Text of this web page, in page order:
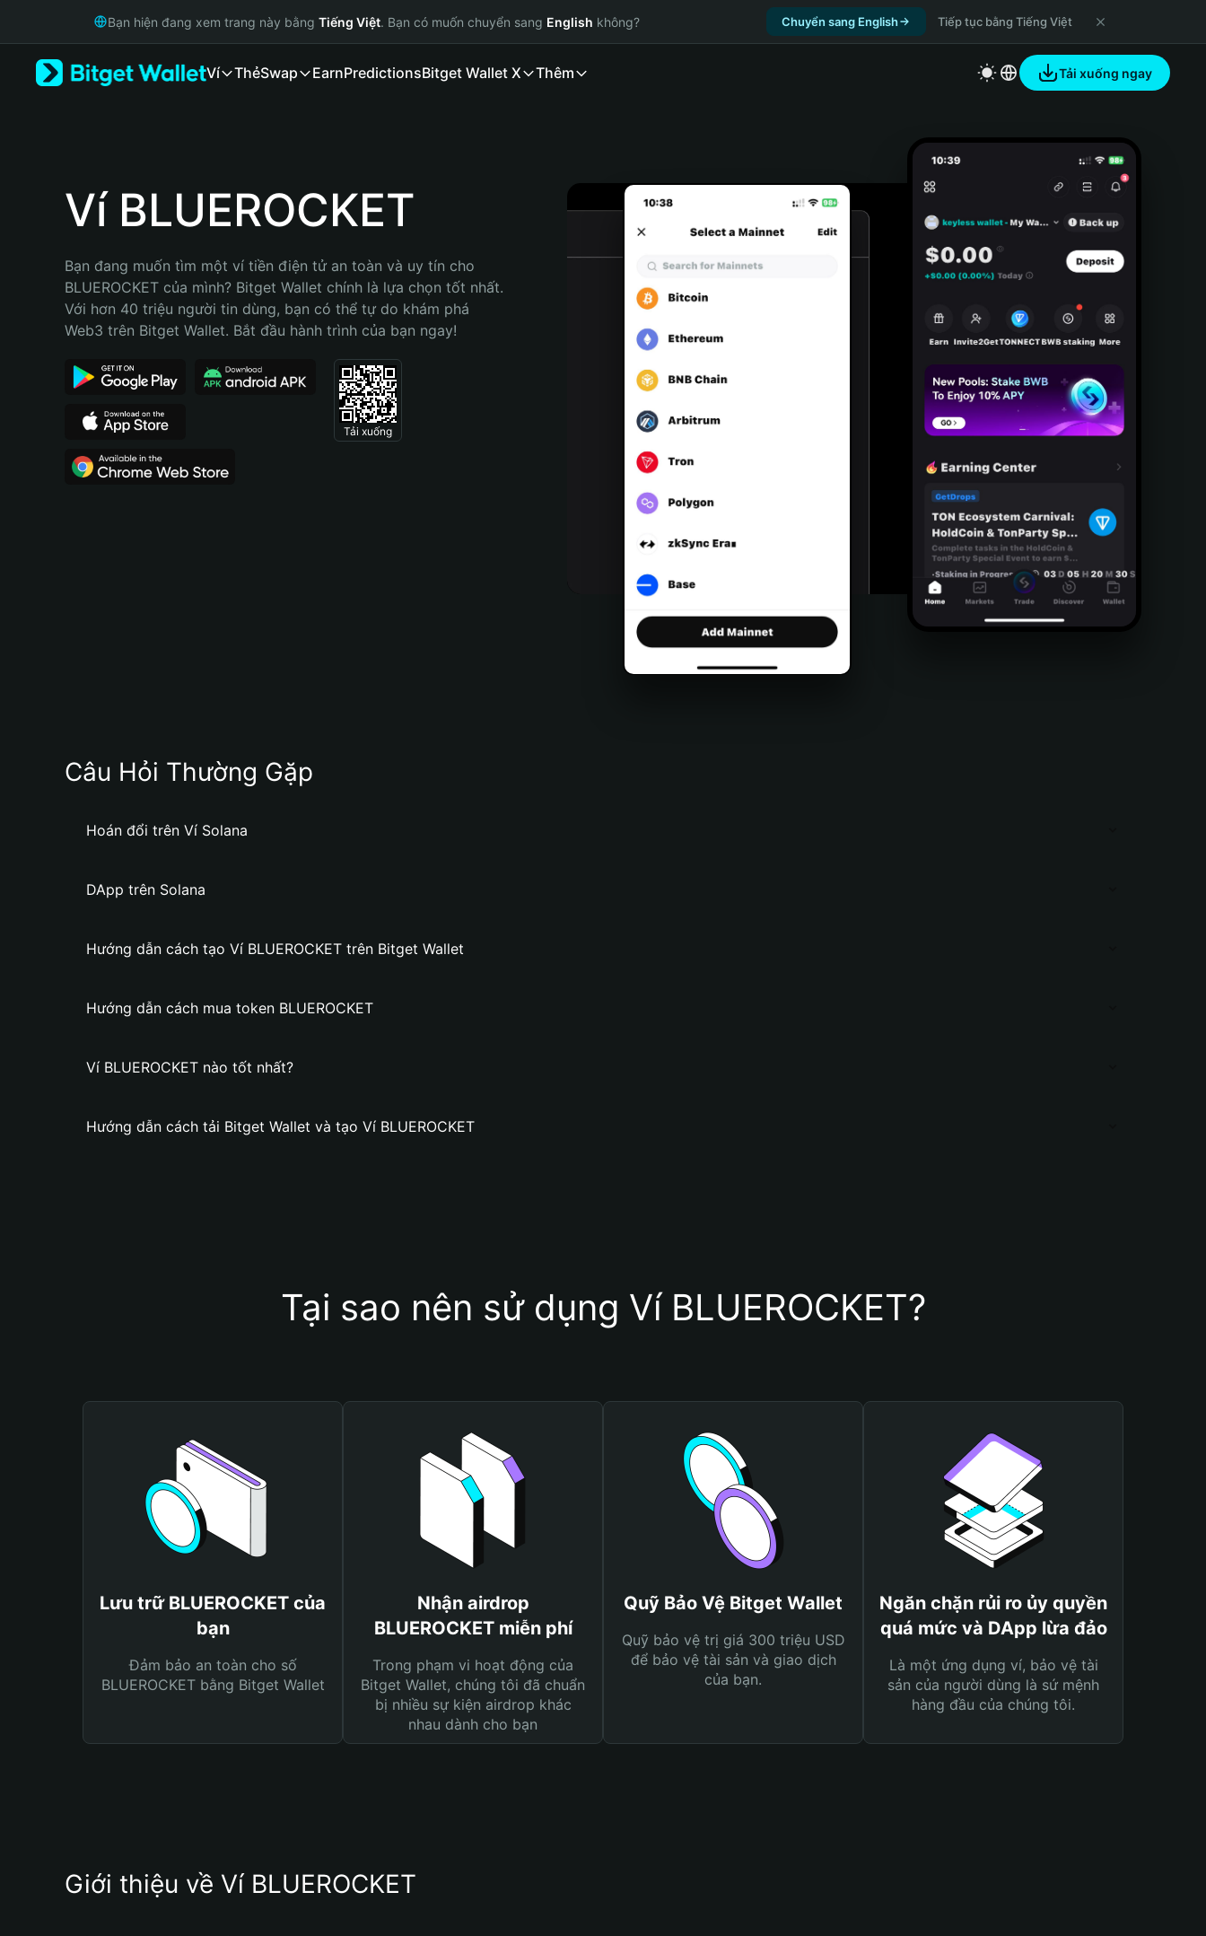
Русский
Bahasa Indonesia
Português (Brasil)
Bạn hiện đang xem trang này bằng Tiếng Việt. Bạn có muốn chuyển sang English không? Chuyển sang English Tiếp tục bằng Tiếng Việt
Ví ThẻSwap EarnPredictionsBitget Wallet X Thêm Tải xuống ngay
Ví BLUEROCKET
Bạn đang muốn tìm một ví tiền điện tử an toàn và uy tín cho
BLUEROCKET của mình? Bitget Wallet chính là lựa chọn tốt nhất.
Với hơn 40 triệu người tin dùng, bạn có thể tự do khám phá
Web3 trên Bitget Wallet. Bắt đầu hành trình của bạn ngay!
Tải xuống
Câu Hỏi Thường Gặp
Hoán đổi trên Ví Solana
DApp trên Solana
Hướng dẫn cách tạo Ví BLUEROCKET trên Bitget Wallet
Hướng dẫn cách mua token BLUEROCKET
Ví BLUEROCKET nào tốt nhất?
Hướng dẫn cách tải Bitget Wallet và tạo Ví BLUEROCKET
Tại sao nên sử dụng Ví BLUEROCKET?
Lưu trữ BLUEROCKET của
bạn
Đảm bảo an toàn cho số
BLUEROCKET bằng Bitget Wallet
Nhận airdrop
BLUEROCKET miễn phí
Trong phạm vi hoạt động của
Bitget Wallet, chúng tôi đã chuẩn
bị nhiều sự kiện airdrop khác
nhau dành cho bạn
Quỹ Bảo Vệ Bitget Wallet
Quỹ bảo vệ trị giá 300 triệu USD
để bảo vệ tài sản và giao dịch
của bạn.
Ngăn chặn rủi ro ủy quyền
quá mức và DApp lừa đảo
Là một ứng dụng ví, bảo vệ tài
sản của người dùng là sứ mệnh
hàng đầu của chúng tôi.
Giới thiệu về Ví BLUEROCKET